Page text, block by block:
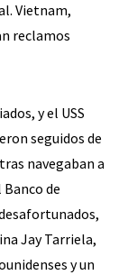
Vietnam,
reclamos
y el USS
seguidos de
navegaban a
de
Jay Tarriela,
y un